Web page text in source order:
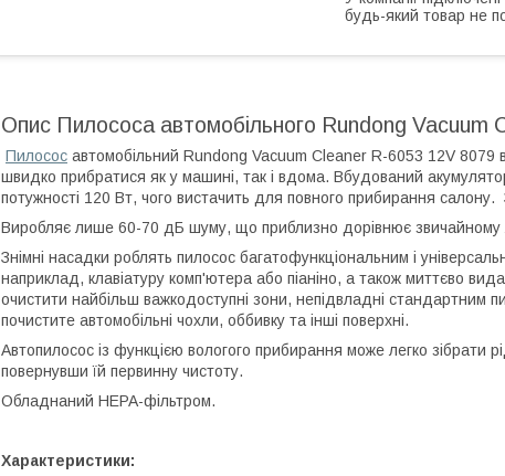
будь-який товар не
Опис Пилососа автомобільного Rundong Vacuum
Пилосос автомобільний Rundong Vacuum Cleaner R-6053 12V 8079
швидко прибратися як у машині, так і вдома. Вбудований
потужності 120 Вт, чого вистачить для повного прибирання
Виробляє лише 60-70 дБ шуму, що приблизно дорівнює
Знімні насадки роблять пилосос багатофункціональним і
наприклад, клавіатуру комп'ютера або піаніно, а також миттєво
очистити найбільш важкодоступні зони, непідвладні стандартним
почистите автомобільні чохли, оббивку та інші поверхні.
Автопилосос із функцією вологого прибирання може легко зібрати
повернувши їй первинну чистоту.
Обладнаний НЕРА-фільтром.
Характеристики: